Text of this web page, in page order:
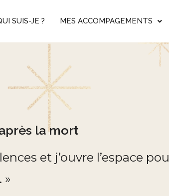
SUIS-JE ? MES ACCOMPAGEMENTS
la mort
et j’ouvre l’espace
»